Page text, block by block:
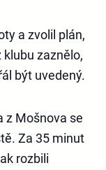
a zvolil plán,
zaznělo,
být uvedený.
z Mošnova se
Za 35 minut
rozbili